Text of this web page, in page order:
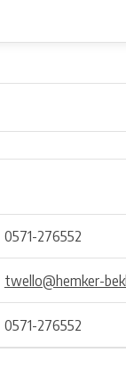
0571-276552
twello@hemker-
0571-276552